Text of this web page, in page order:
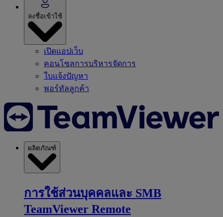
ลงชื่อเข้าใช้
เปิดแอปเว็บ
คอนโซลการบริหารจัดการ
ใบแจ้งปัญหา
พอร์ทัลลูกค้า
ผลิตภัณฑ์
การใช้ส่วนบุคคลและ SMB
TeamViewer Remote